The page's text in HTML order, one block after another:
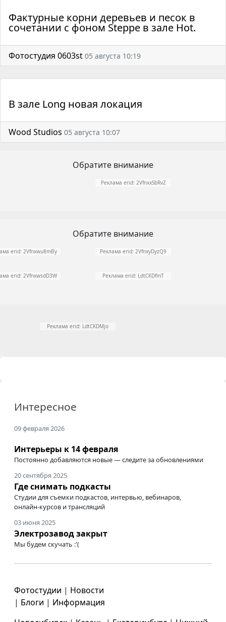
Фактурные корни деревьев и песок в
сочетании с фоном Steppe в зале Hot.
Фотостудия 0603st 05 августа 10:19
В зале Long новая локация
Wood Studios 05 августа 10:07
Обратите внимание
Реклама erid: 2VfnxxSbRvZ
Обратите внимание
erid: 2Vfnxwu8mBy Реклама erid: 2VfnxyDyzQ9
erid: 2VfnxwsdD3W Реклама erid: LdtCKDfmT
Реклама erid: LdtCKDMjo
Интересное
09 февраля 2026
Интерьеры к 14 февраля
Постоянно добавляются новые — следите за обновлениями
20 сентября 2025
Где снимать подкасты
Студии для съемки подкастов, интервью, вебинаров,
онлайн-курсов и трансляций
03 июня 2025
Электрозавод закрыт
Мы будем скучать :'(
Фотостудии | Новости
| Блоги | Информация